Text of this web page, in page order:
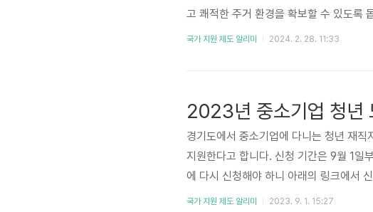
고 쾌적한 주거 환경을 확보할 수 있도록
는 것이 주된 목표입니다. 이번 포스팅에
정복지센터에 ..
국가 지원 제도 알리미 2024. 2. 28. 11:33
경기도에서 중소기업에 다니는 청년 재
지원한다고 합니다. 신청 기간은 9월 1일
에 다시 신청해야 하니 아래의 링크에서
다! 중소기업 청년 노동자 지원금 자격요
국가 지원 제도 알리미 2023. 9. 1. 15:27